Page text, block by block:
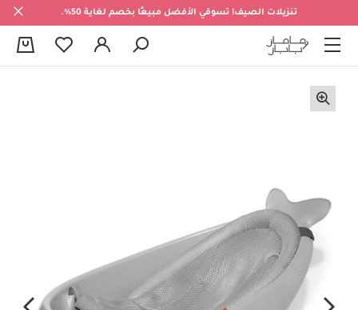
تنزيلات الصيف! تسوقي الأفضل مبيعًا بخصم لغاية 50%.